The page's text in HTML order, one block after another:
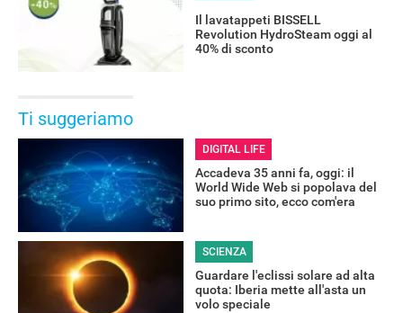
Il lavatappeti BISSELL
Revolution HydroSteam oggi al
40% di sconto
Ti suggeriamo
DIGITAL LIFE
Accadeva 35 anni fa, oggi: il
World Wide Web si popolava del
suo primo sito, ecco com'era
SCIENZA
Guardare l'eclissi solare ad alta
quota: Iberia mette all'asta un
volo speciale